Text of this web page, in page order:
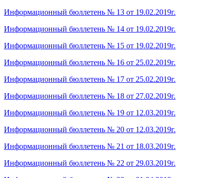
Информационный бюллетень № 13 от 19.02.2019г.
Информационный бюллетень № 14 от 19.02.2019г.
Информационный бюллетень № 15 от 19.02.2019г.
Информационный бюллетень № 16 от 25.02.2019г.
Информационный бюллетень № 17 от 25.02.2019г.
Информационный бюллетень № 18 от 27.02.2019г.
Информационный бюллетень № 19 от 12.03.2019г.
Информационный бюллетень № 20 от 12.03.2019г.
Информационный бюллетень № 21 от 18.03.2019г.
Информационный бюллетень № 22 от 29.03.2019г.